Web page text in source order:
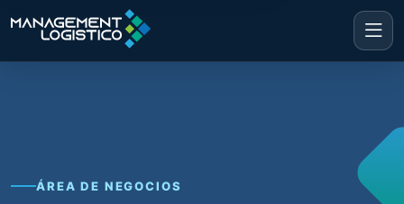
ÁREA DE NEGOCIOS